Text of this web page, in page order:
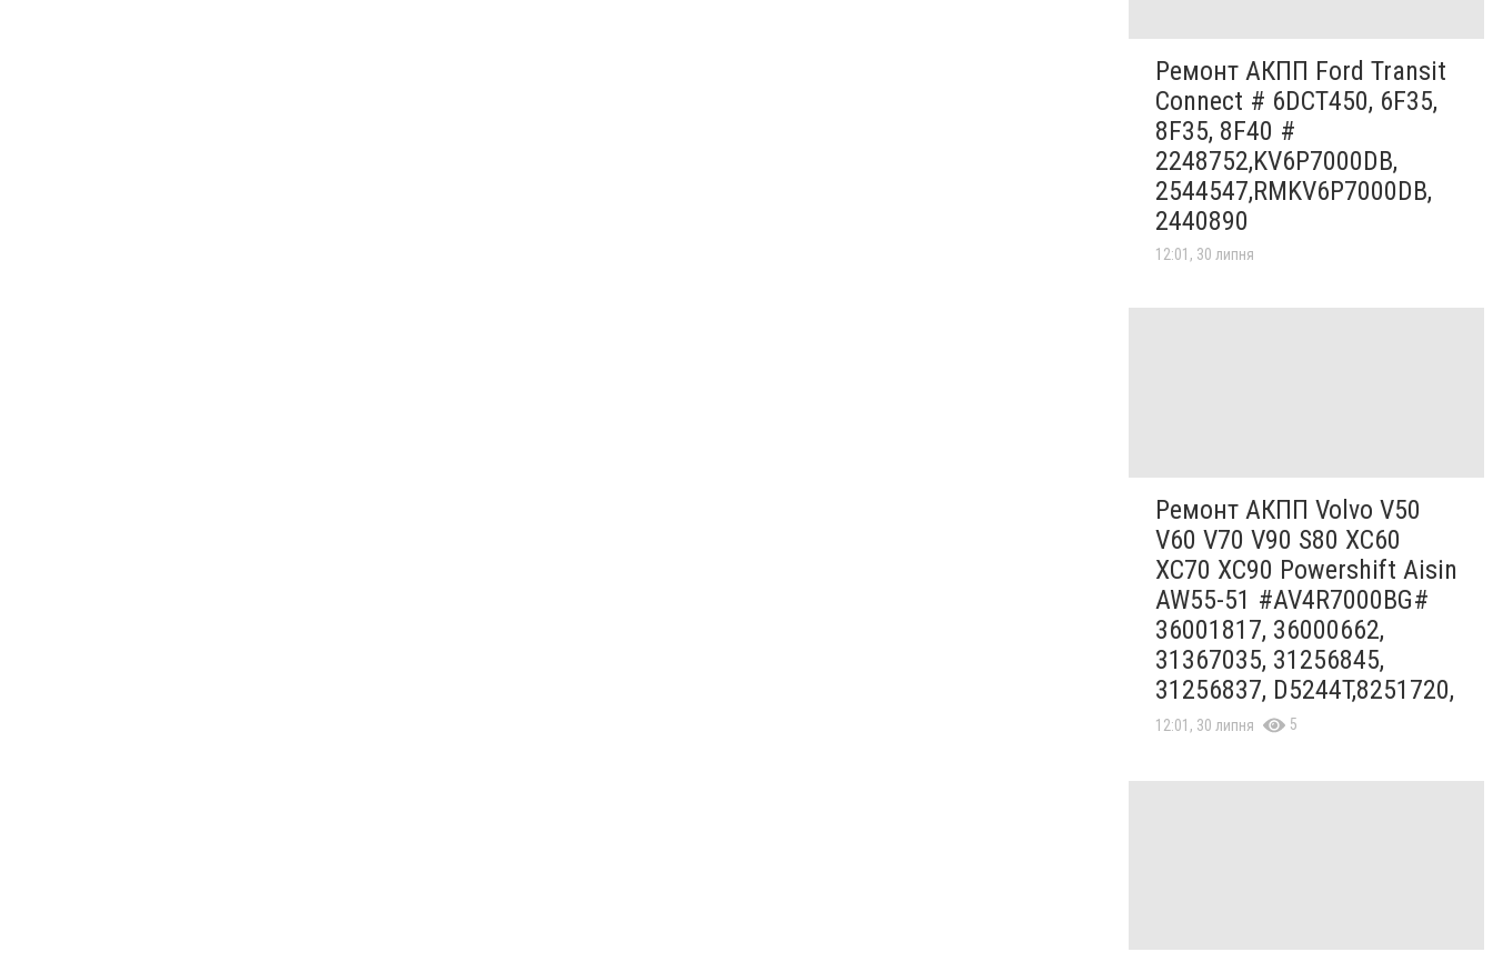
Ремонт АКПП Ford Transit
Connect # 6DCT450, 6F35,
8F35, 8F40 #
2248752,KV6P7000DB,
2544547,RMKV6P7000DB,
2440890
12:01, 30 липня
Ремонт АКПП Volvo V50
V60 V70 V90 S80 XC60
XC70 XC90 Powershift Aisin
AW55-51 #AV4R7000BG#
36001817, 36000662,
31367035, 31256845,
31256837, D5244T,8251720,
12:01, 30 липня 5